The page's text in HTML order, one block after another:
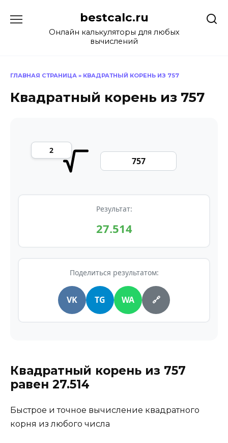
содержанию
bestcalc.ru
Онлайн калькуляторы для любых
вычислений
ГЛАВНАЯ СТРАНИЦА » КВАДРАТНЫЙ КОРЕНЬ ИЗ 757
Квадратный корень из 757
Результат:
27.514
Поделиться результатом:
VK TG WA 🔗
Квадратный корень из 757
равен 27.514
Быстрое и точное вычисление квадратного
корня из любого числа